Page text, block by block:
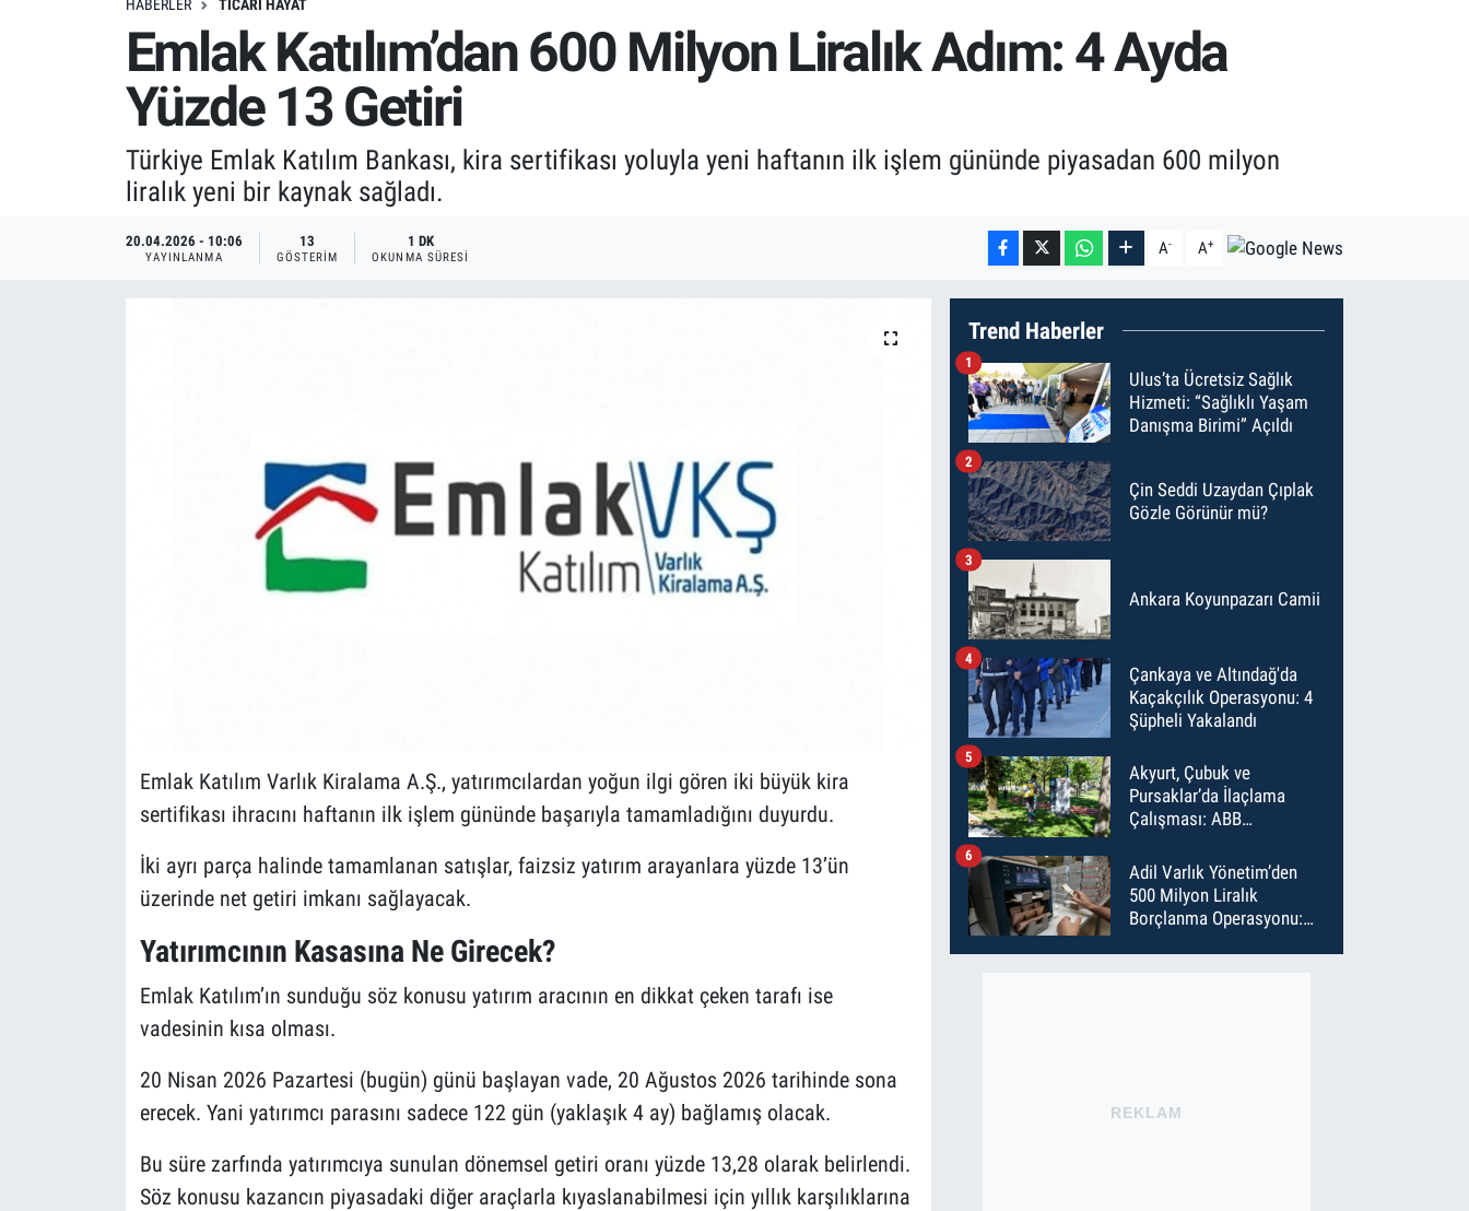
HABERLER TICARI HAYAT
Emlak Katılım’dan 600 Milyon Liralık Adım: 4 Ayda
Yüzde 13 Getiri
Türkiye Emlak Katılım Bankası, kira sertifikası yoluyla yeni haftanın ilk işlem gününde piyasadan 600 milyon
liralık yeni bir kaynak sağladı.
20.04.2026 - 10:06
YAYINLANMA
13
GÖSTERIM
1 DK
OKUNMA SÜRESI A- A+
Emlak Katılım Varlık Kiralama A.Ş., yatırımcılardan yoğun ilgi gören iki büyük kira
sertifikası ihracını haftanın ilk işlem gününde başarıyla tamamladığını duyurdu.
İki ayrı parça halinde tamamlanan satışlar, faizsiz yatırım arayanlara yüzde 13’ün
üzerinde net getiri imkanı sağlayacak.
Yatırımcının Kasasına Ne Girecek?
Emlak Katılım’ın sunduğu söz konusu yatırım aracının en dikkat çeken tarafı ise
vadesinin kısa olması.
20 Nisan 2026 Pazartesi (bugün) günü başlayan vade, 20 Ağustos 2026 tarihinde sona
erecek. Yani yatırımcı parasını sadece 122 gün (yaklaşık 4 ay) bağlamış olacak.
Bu süre zarfında yatırımcıya sunulan dönemsel getiri oranı yüzde 13,28 olarak belirlendi.
Söz konusu kazancın piyasadaki diğer araçlarla kıyaslanabilmesi için yıllık karşılıklarına
Trend Haberler
Ulus’ta Ücretsiz Sağlık
Hizmeti: “Sağlıklı Yaşam
Danışma Birimi” Açıldı
1
Çin Seddi Uzaydan Çıplak
Gözle Görünür mü?
2
Ankara Koyunpazarı Camii
3
Çankaya ve Altındağ'da
Kaçakçılık Operasyonu: 4
Şüpheli Yakalandı
4
Akyurt, Çubuk ve
Pursaklar’da İlaçlama
Çalışması: ABB
İlaçladı
5
Adil Varlık Yönetim’den
500 Milyon Liralık
Borçlanma Operasyonu:
6
REKLAM